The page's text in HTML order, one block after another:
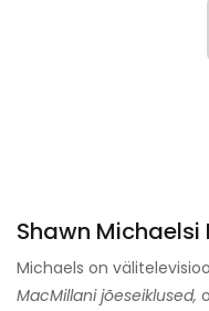
Shawn
Michaels on
MacMillani jõeseiklused,